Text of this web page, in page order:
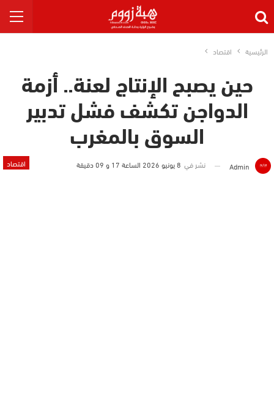
الرئيسية اقتصاد
حين يصبح الإنتاج لعنة.. أزمة
الدواجن تكشف فشل تدبير
السوق بالمغرب
اقتصاد Admin نشر في 8 يونيو 2026 الساعة 17 و 09 دقيقة